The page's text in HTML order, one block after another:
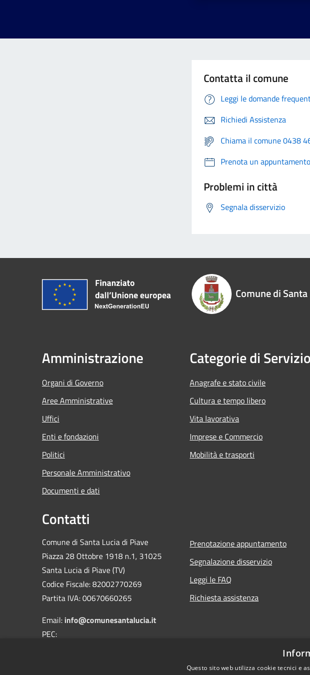
Contatta il comune
Leggi le domande
Richiedi Assistenza
Chiama il comune 0438
Prenota un appuntamento
Problemi in città
Segnala disservizio
Comune di
Amministrazione
Organi di Governo
Aree Amministrative
Uffici
Enti e fondazioni
Politici
Personale Amministrativo
Documenti e dati
Categorie di Servizio
Anagrafe e stato civile
Cultura e tempo libero
Vita lavorativa
Imprese e Commercio
Mobilità e trasporti
Contatti
Comune di Santa Lucia di Piave
Piazza 28 Ottobre 1918 n.1, 31025
Santa Lucia di Piave (TV)
Codice Fiscale: 82002770269
Partita IVA: 00670660265
Email: info@comunesantalucia.it
PEC:
Prenotazione appuntamento
Segnalazione disservizio
Leggi le FAQ
Richiesta assistenza
Questo sito web utilizza cookie tecnici e